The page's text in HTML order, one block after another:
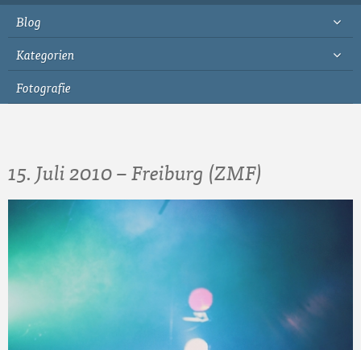
Blog
Kategorien
Fotografie
15. Juli 2010 – Freiburg (ZMF)